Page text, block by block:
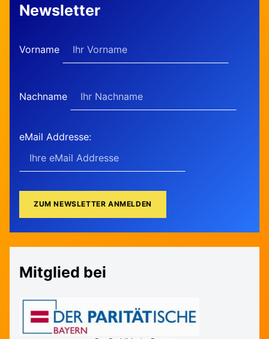
Newsletter
Vorname
Nachname
eMail Addresse:
Mitglied bei